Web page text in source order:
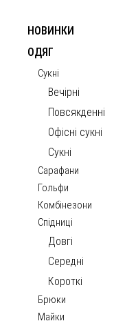
НОВИНКИ
ОДЯГ
Сукні
Вечірні
Повсякденні
Офісні сукні
Сукні
Сарафани
Гольфи
Комбінезони
Спідниці
Довгі
Середні
Короткі
Брюки
Майки